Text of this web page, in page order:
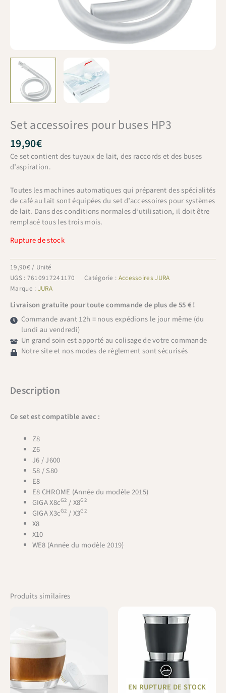
Set accessoires pour buses HP3
19,90€
Ce set contient des tuyaux de lait, des raccords et des buses
d’aspiration.
Toutes les machines automatiques qui préparent des spécialités
de café au lait sont équipées du set d’accessoires pour systèmes
de lait. Dans des conditions normales d’utilisation, il doit être
remplacé tous les trois mois.
Rupture de stock
19,90€ / Unité
UGS : 7610917241170 Catégorie : Accessoires JURA
Marque : JURA
Livraison gratuite pour toute commande de plus de 55 € !
Commande avant 12h = nous expédions le jour même (du
lundi au vendredi)
Un grand soin est apporté au colisage de votre commande
Notre site et nos modes de règlement sont sécurisés
Description
Ce set est compatible avec :
Z8
Z6
J6 / J600
S8 / S80
E8
E8 CHROME (Année du modèle 2015)
GIGA X8cG2 / X8G2
GIGA X3cG2 / X3G2
X8
X10
WE8 (Année du modèle 2019)
Produits similaires
EN RUPTURE DE STOCK